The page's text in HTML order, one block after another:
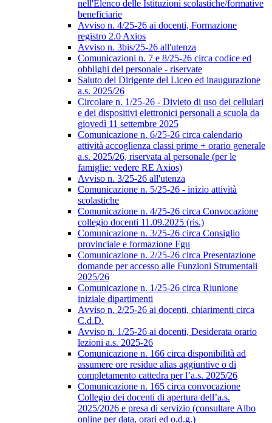
nell'Elenco delle Istituzioni scolastiche/formative
beneficiarie
Avviso n. 4/25-26 ai docenti, Formazione
registro 2.0 Axios
Avviso n. 3bis/25-26 all'utenza
Comunicazioni n. 7 e 8/25-26 circa codice ed
obblighi del personale - riservate
Saluto del Dirigente del Liceo ed inaugurazione
a.s. 2025/26
Circolare n. 1/25-26 - Divieto di uso dei cellulari
e dei dispositivi elettronici personali a scuola da
giovedì 11 settembre 2025
Comunicazione n. 6/25-26 circa calendario
attività accoglienza classi prime + orario generale
a.s. 2025/26, riservata al personale (per le
famiglie: vedere RE Axios)
Avviso n. 3/25-26 all'utenza
Comunicazione n. 5/25-26 - inizio attività
scolastiche
Comunicazione n. 4/25-26 circa Convocazione
collegio docenti 11.09.2025 (ris.)
Comunicazione n. 3/25-26 circa Consiglio
provinciale e formazione Fgu
Comunicazione n. 2/25-26 circa Presentazione
domande per accesso alle Funzioni Strumentali
2025/26
Comunicazione n. 1/25-26 circa Riunione
iniziale dipartimenti
Avviso n. 2/25-26 ai docenti, chiarimenti circa
C.d.D.
Avviso n. 1/25-26 ai docenti, Desiderata orario
lezioni a.s. 2025-26
Comunicazione n. 166 circa disponibilità ad
assumere ore residue alias aggiuntive o di
completamento cattedra per l’a.s. 2025/26
Comunicazione n. 165 circa convocazione
Collegio dei docenti di apertura dell’a.s.
2025/2026 e presa di servizio (consultare Albo
online per data, orari ed o.d.g.)